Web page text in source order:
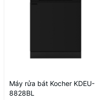
Máy rửa bát Kocher KDEU-
8828BL